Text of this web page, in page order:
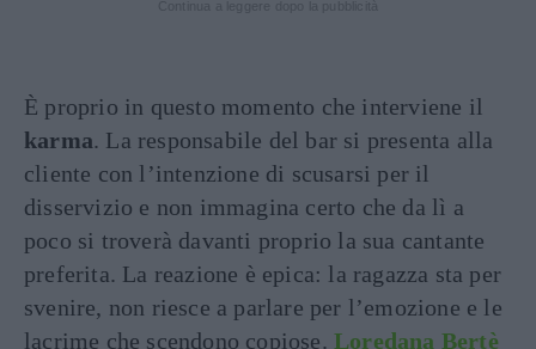
È proprio in questo momento che interviene il
karma. La responsabile del bar si presenta alla
cliente con l’intenzione di scusarsi per il
disservizio e non immagina certo che da lì a
poco si troverà davanti proprio la sua cantante
preferita. La reazione è epica: la ragazza sta per
svenire, non riesce a parlare per l’emozione e le
lacrime che scendono copiose. Loredana Bertè